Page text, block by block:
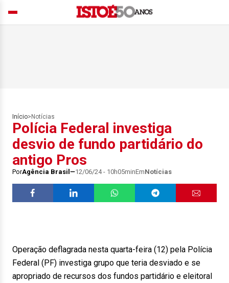
Início> Notícias
Polícia Federal investiga
desvio de fundo partidário do
antigo Pros
PorAgência Brasil 12/06/24 - 10h05minEmNotícias
Operação deflagrada nesta quarta-feira (12) pela Polícia
Federal (PF) investiga grupo que teria desviado e se
apropriado de recursos dos fundos partidário e eleitoral